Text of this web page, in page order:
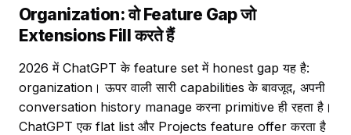
Organization: वो Feature Gap जो
Extensions Fill करते हैं
2026 में ChatGPT के feature set में honest gap यह है:
organization। ऊपर वाली सारी capabilities के बावजूद, अपनी
conversation history manage करना primitive ही रहता है।
ChatGPT एक flat list और Projects feature offer करता है